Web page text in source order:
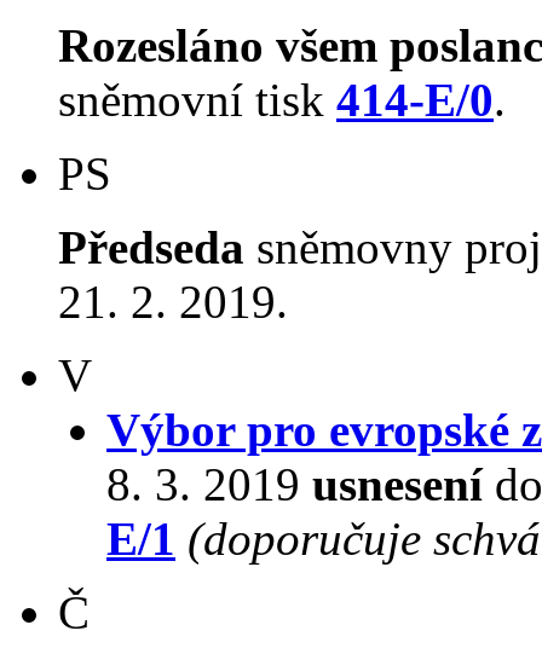
Rozesláno všem
sněmovní tisk 414-E/0.
PS
Předseda sněmovny
21. 2. 2019.
V
Výbor pro evropské
8. 3. 2019 usnesení
E/1 (doporučuje
Č